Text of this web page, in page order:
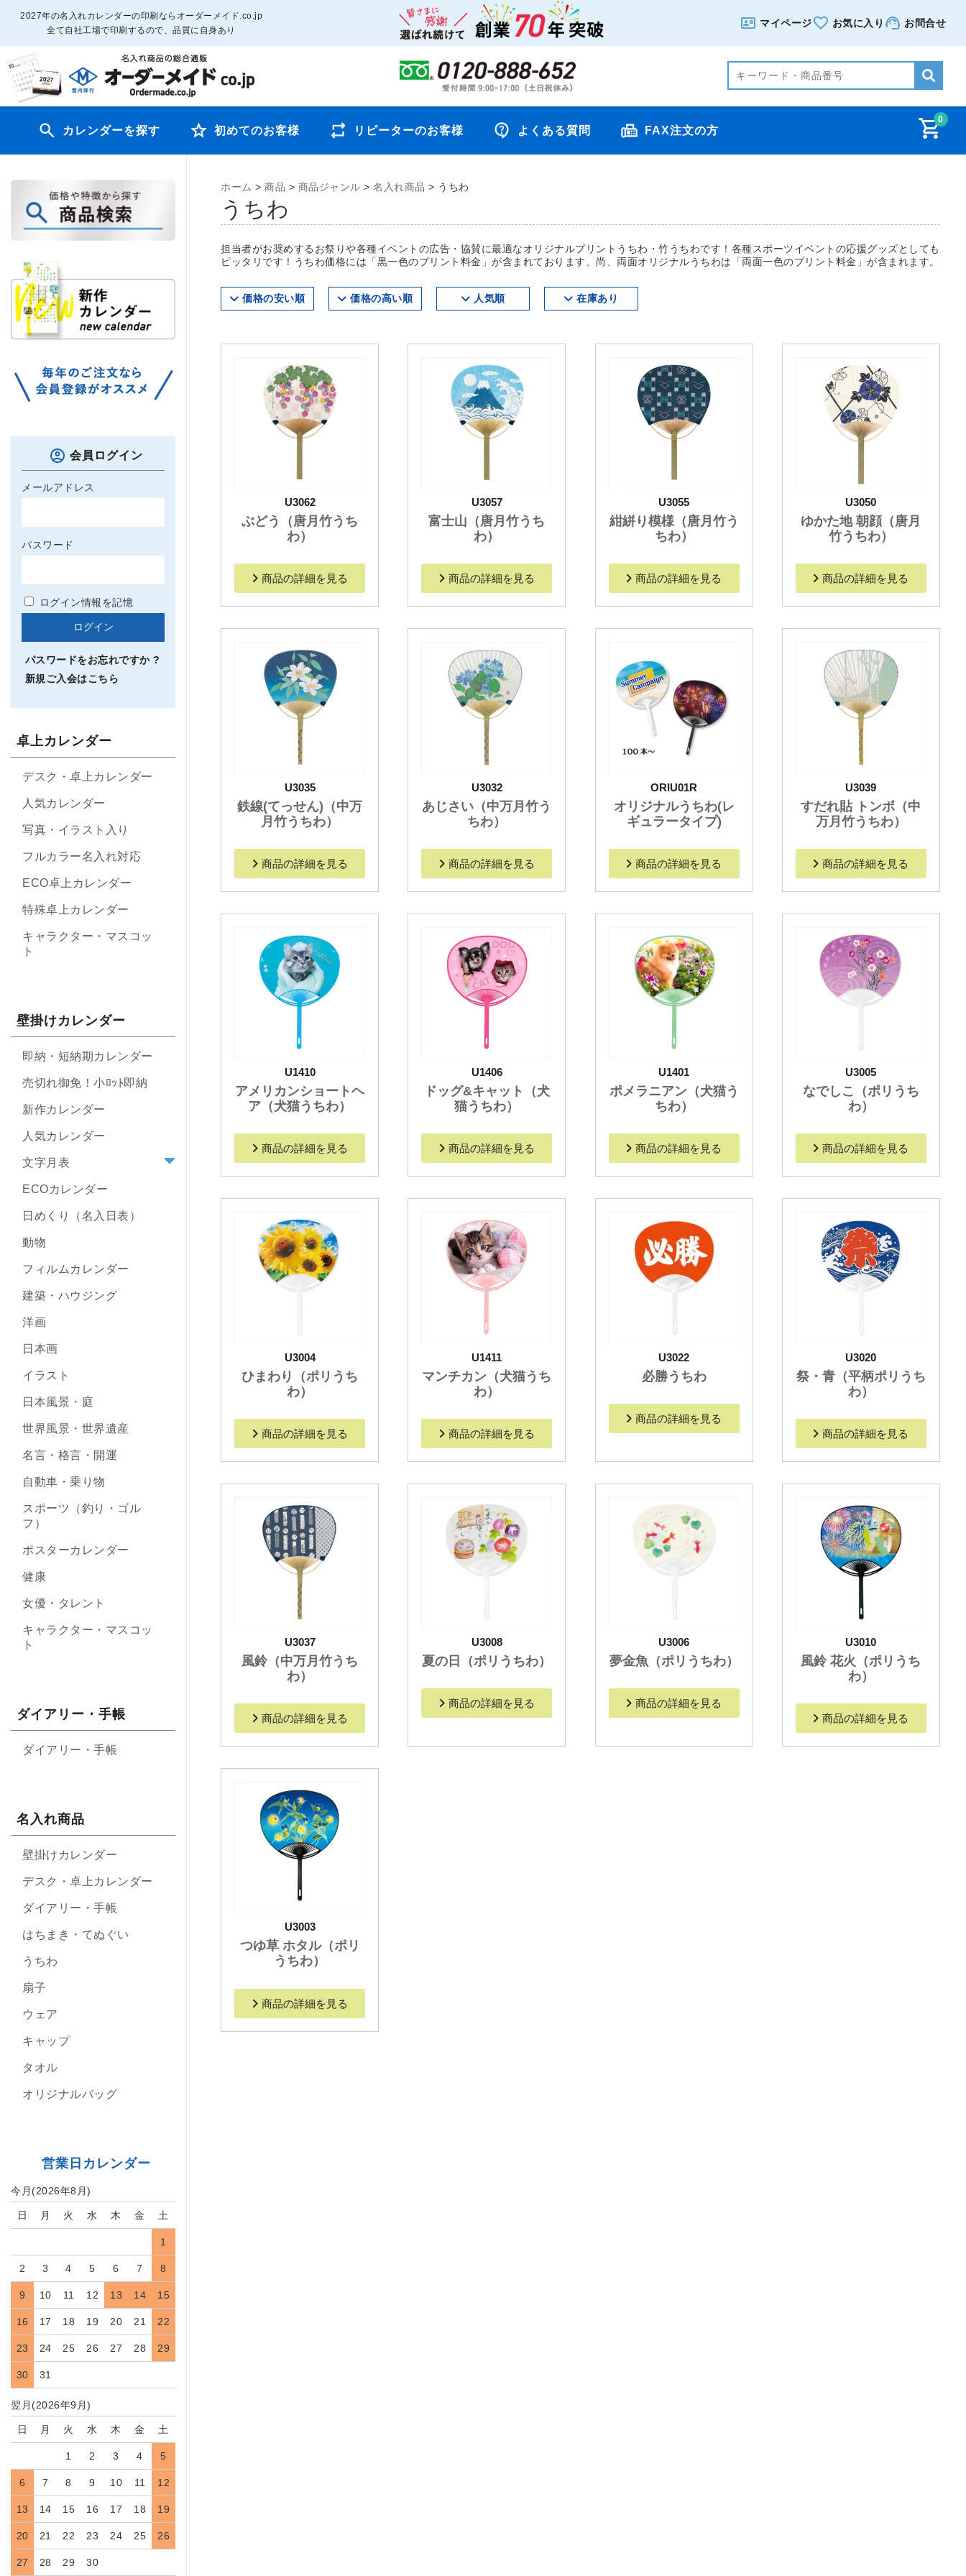
2027年の名入れカレンダーの印刷ならオーダーメイド.co.jp
全て自社工場で印刷するので、品質に自身あり
マイページ お気に入り お問合せ
0
カレンダーを探す 初めてのお客様 リピーターのお客様 よくある質問 FAX注文の方
ホーム > 商品 > 商品ジャンル > 名入れ商品 > うちわ
うちわ
担当者がお奨めするお祭りや各種イベントの広告・協賛に最適なオリジナルプリントうちわ・竹うちわです！各種スポーツイベントの応援グッズとしても
ピッタリです！うちわ価格には「黒一色のプリント料金」が含まれております。尚、両面オリジナルうちわは「両面一色のプリント料金」が含まれます。
価格の安い順 価格の高い順 人気順 在庫あり
U3062
ぶどう（唐月竹うち
わ）
商品の詳細を見る
U3057
富士山（唐月竹うち
わ）
商品の詳細を見る
U3055
紺絣り模様（唐月竹う
ちわ）
商品の詳細を見る
U3050
ゆかた地 朝顔（唐月
竹うちわ）
商品の詳細を見る
U3035
鉄線(てっせん)（中万
月竹うちわ）
商品の詳細を見る
U3032
あじさい（中万月竹う
ちわ）
商品の詳細を見る
ORIU01R
オリジナルうちわ(レ
ギュラータイプ)
商品の詳細を見る
U3039
すだれ貼 トンボ（中
万月竹うちわ）
商品の詳細を見る
U1410
アメリカンショートヘ
ア（犬猫うちわ）
商品の詳細を見る
U1406
ドッグ&キャット（犬
猫うちわ）
商品の詳細を見る
U1401
ポメラニアン（犬猫う
ちわ）
商品の詳細を見る
U3005
なでしこ（ポリうち
わ）
商品の詳細を見る
U3004
ひまわり（ポリうち
わ）
商品の詳細を見る
U1411
マンチカン（犬猫うち
わ）
商品の詳細を見る
U3022
必勝うちわ
商品の詳細を見る
U3020
祭・青（平柄ポリうち
わ）
商品の詳細を見る
U3037
風鈴（中万月竹うち
わ）
商品の詳細を見る
U3008
夏の日（ポリうちわ）
商品の詳細を見る
U3006
夢金魚（ポリうちわ）
商品の詳細を見る
U3010
風鈴 花火（ポリうち
わ）
商品の詳細を見る
U3003
つゆ草 ホタル（ポリ
うちわ）
商品の詳細を見る
会員ログイン
メールアドレス
パスワード
ログイン情報を記憶
パスワードをお忘れですか ?
新規ご入会はこちら
卓上カレンダー
デスク・卓上カレンダー
人気カレンダー
写真・イラスト入り
フルカラー名入れ対応
ECO卓上カレンダー
特殊卓上カレンダー
キャラクター・マスコッ
ト
壁掛けカレンダー
即納・短納期カレンダー
売切れ御免！小ﾛｯﾄ即納
新作カレンダー
人気カレンダー
文字月表
ECOカレンダー
日めくり（名入日表）
動物
フィルムカレンダー
建築・ハウジング
洋画
日本画
イラスト
日本風景・庭
世界風景・世界遺産
名言・格言・開運
自動車・乗り物
スポーツ（釣り・ゴル
フ）
ポスターカレンダー
健康
女優・タレント
キャラクター・マスコッ
ト
ダイアリー・手帳
ダイアリー・手帳
名入れ商品
壁掛けカレンダー
デスク・卓上カレンダー
ダイアリー・手帳
はちまき・てぬぐい
うちわ
扇子
ウェア
キャップ
タオル
オリジナルバッグ
営業日カレンダー
今月(2026年8月)
日 月 火 水 木 金 土
1
2 3 4 5 6 7 8
9 10 11 12 13 14 15
16 17 18 19 20 21 22
23 24 25 26 27 28 29
30 31
翌月(2026年9月)
日 月 火 水 木 金 土
1 2 3 4 5
6 7 8 9 10 11 12
13 14 15 16 17 18 19
20 21 22 23 24 25 26
27 28 29 30